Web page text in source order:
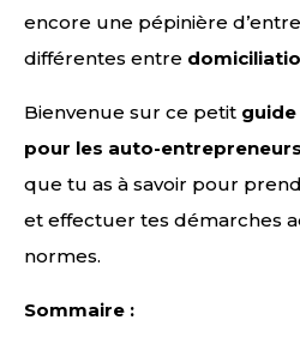
encore une pépinière
différentes entre
Bienvenue sur ce petit
pour les auto-entrepreneurs
que tu as à savoir pour
et effectuer tes démarches
normes.
Sommaire :